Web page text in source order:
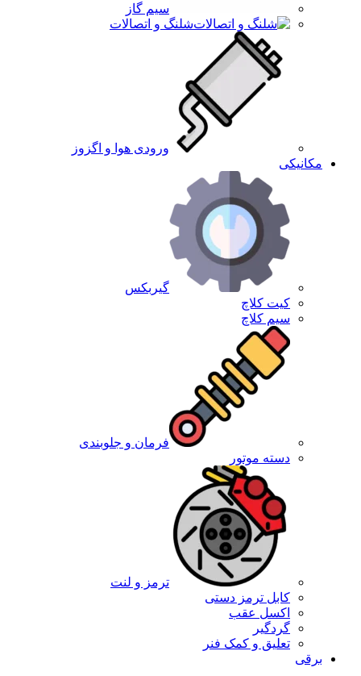
سیم گاز
شلنگ و اتصالات
ورودی هوا و اگزوز
مکانیکی
گیربکس
کیت کلاچ
سیم کلاچ
فرمان و جلوبندی
دسته موتور
ترمز و لنت
کابل ترمز دستی
اکسل عقب
گردگیر
تعلیق و کمک فنر
برقی